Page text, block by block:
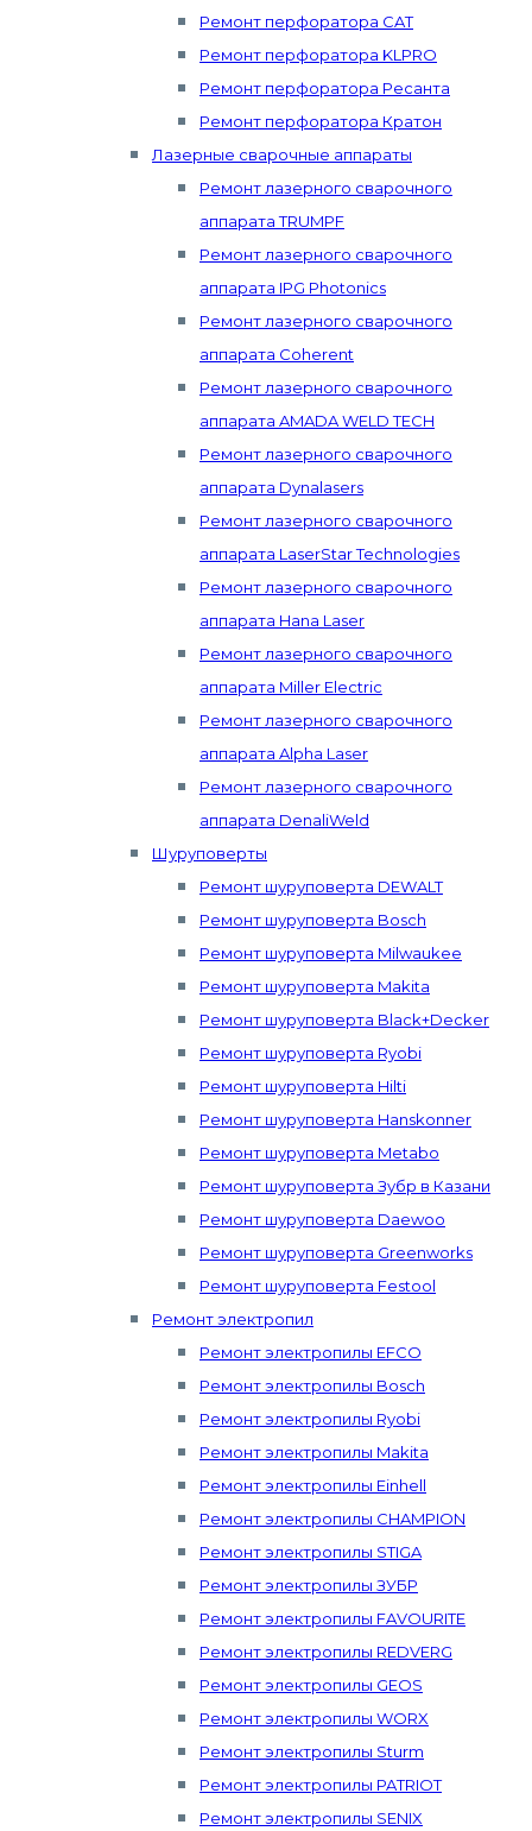
Ремонт перфоратора CAT
Ремонт перфоратора KLPRO
Ремонт перфоратора Ресанта
Ремонт перфоратора Кратон
Лазерные сварочные аппараты
Ремонт лазерного сварочного
аппарата TRUMPF
Ремонт лазерного сварочного
аппарата IPG Photonics
Ремонт лазерного сварочного
аппарата Coherent
Ремонт лазерного сварочного
аппарата AMADA WELD TECH
Ремонт лазерного сварочного
аппарата Dynalasers
Ремонт лазерного сварочного
аппарата LaserStar Technologies
Ремонт лазерного сварочного
аппарата Hana Laser
Ремонт лазерного сварочного
аппарата Miller Electric
Ремонт лазерного сварочного
аппарата Alpha Laser
Ремонт лазерного сварочного
аппарата DenaliWeld
Шуруповерты
Ремонт шуруповерта DEWALT
Ремонт шуруповерта Bosch
Ремонт шуруповерта Milwaukee
Ремонт шуруповерта Makita
Ремонт шуруповерта Black+Decker
Ремонт шуруповерта Ryobi
Ремонт шуруповерта Hilti
Ремонт шуруповерта Hanskonner
Ремонт шуруповерта Metabo
Ремонт шуруповерта Зубр в Казани
Ремонт шуруповерта Daewoo
Ремонт шуруповерта Greenworks
Ремонт шуруповерта Festool
Ремонт электропил
Ремонт электропилы EFCO
Ремонт электропилы Bosch
Ремонт электропилы Ryobi
Ремонт электропилы Makita
Ремонт электропилы Einhell
Ремонт электропилы CHAMPION
Ремонт электропилы STIGA
Ремонт электропилы ЗУБР
Ремонт электропилы FAVOURITE
Ремонт электропилы REDVERG
Ремонт электропилы GEOS
Ремонт электропилы WORX
Ремонт электропилы Sturm
Ремонт электропилы PATRIOT
Ремонт электропилы SENIX